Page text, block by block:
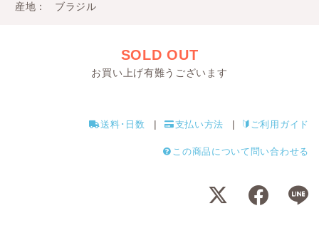
産地
ブラジル
SOLD OUT
お買い上げ有難うございます
送料･日数 支払い方法 ご利用ガイド
この商品について問い合わせる